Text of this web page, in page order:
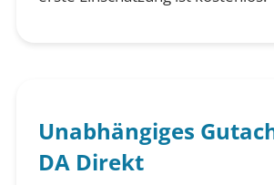
Unabhängiges
DA Direkt